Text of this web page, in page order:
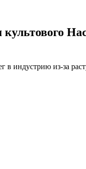
индустрию из-за